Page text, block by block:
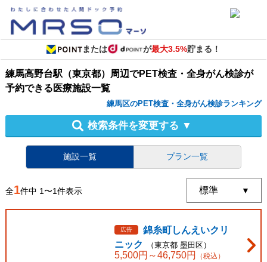
または が最大3.5%貯まる！
練馬高野台駅（東京都）周辺でPET検査・全身がん検診が
予約できる医療施設一覧
練馬区のPET検査・全身がん検診ランキング
検索条件を変更する ▼
施設一覧 プラン一覧
全1件中 1〜1件表示
広告
錦糸町しんえいクリ
ニック
（東京都 墨田区）
5,500円～46,750円 （税込）